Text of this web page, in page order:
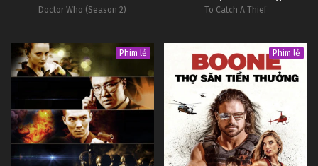
Doctor Who (Season 2) To Catch A Thief
Phim lẻ Phim lẻ